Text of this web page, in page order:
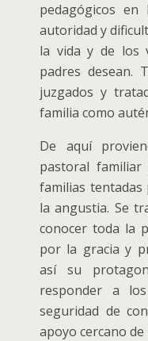
pedagógicos
autoridad y
la vida y de los
padres desean.
juzgados y
familia como
De aquí
pastoral
familias tentadas
la angustia. Se
conocer toda la
por la gracia y
así su
responder a
seguridad de
apoyo cercano de